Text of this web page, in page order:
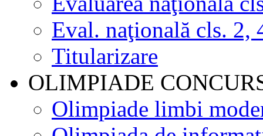
Eval. naţională cls. 2,
Titularizare
OLIMPIADE
Olimpiade limbi